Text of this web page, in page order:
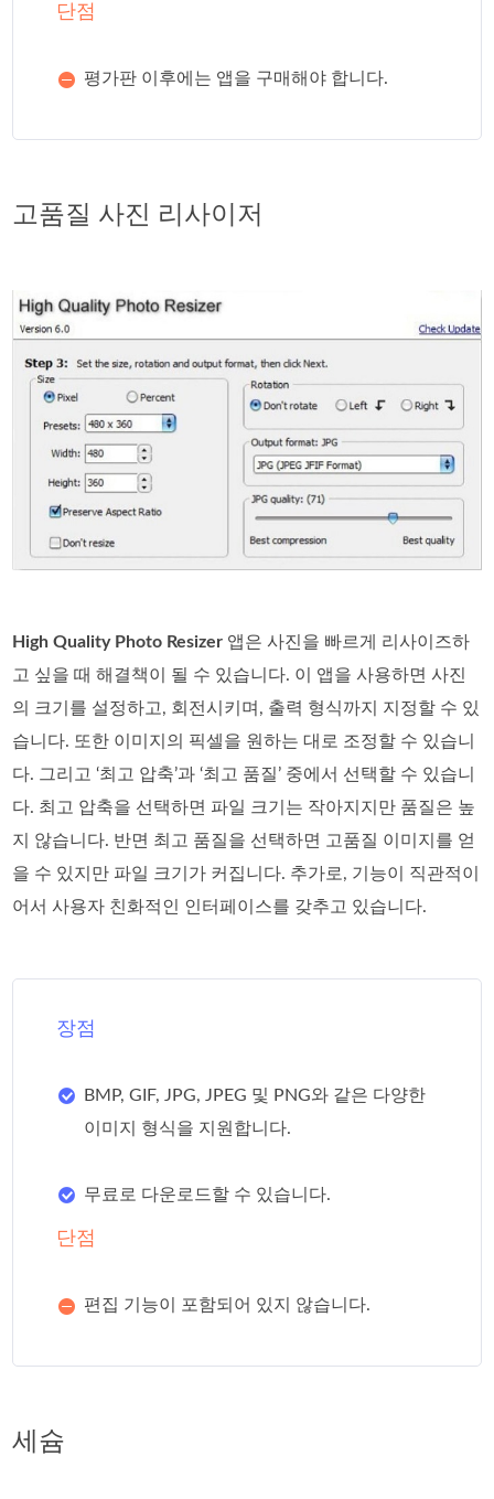
단점
평가판 이후에는 앱을 구매해야 합니다.
고품질 사진 리사이저
High Quality Photo Resizer 앱은 사진을 빠르게 리사이즈하
고 싶을 때 해결책이 될 수 있습니다. 이 앱을 사용하면 사진
의 크기를 설정하고, 회전시키며, 출력 형식까지 지정할 수 있
습니다. 또한 이미지의 픽셀을 원하는 대로 조정할 수 있습니
다. 그리고 ‘최고 압축’과 ‘최고 품질’ 중에서 선택할 수 있습니
다. 최고 압축을 선택하면 파일 크기는 작아지지만 품질은 높
지 않습니다. 반면 최고 품질을 선택하면 고품질 이미지를 얻
을 수 있지만 파일 크기가 커집니다. 추가로, 기능이 직관적이
어서 사용자 친화적인 인터페이스를 갖추고 있습니다.
장점
BMP, GIF, JPG, JPEG 및 PNG와 같은 다양한
이미지 형식을 지원합니다.
무료로 다운로드할 수 있습니다.
단점
편집 기능이 포함되어 있지 않습니다.
세슘